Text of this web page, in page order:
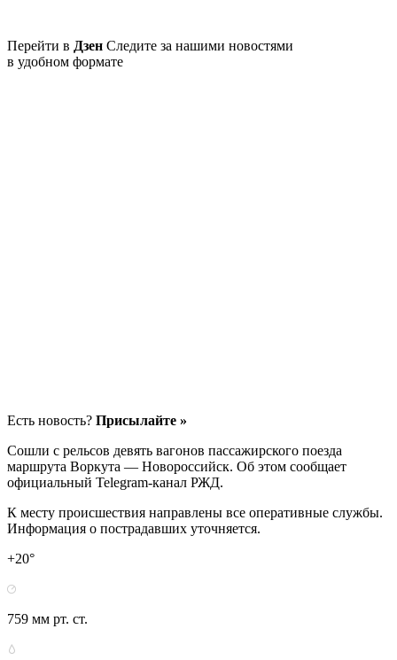
Перейти в Дзен Следите за нашими новостями
в удобном формате
Есть новость? Присылайте »
Сошли с рельсов девять вагонов пассажирского поезда
маршрута Воркута — Новороссийск. Об этом сообщает
официальный Telegram-канал РЖД.
К месту происшествия направлены все оперативные службы.
Информация о пострадавших уточняется.
+20°
759 мм рт. ст.